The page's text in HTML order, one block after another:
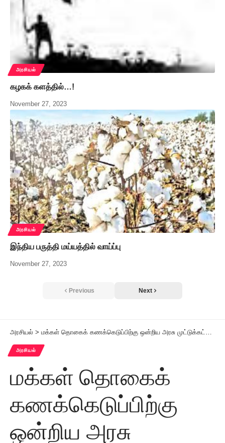
அரசியல்
கழகக் களத்தில்…!
November 27, 2023
அரசியல்
இந்திய பருத்தி மய்யத்தில் வாய்ப்பு
November 27, 2023
Previous Next
அரசியல் > மக்கள் தொகைக் கணக்கெடுப்பிற்கு ஒன்றிய அரசு முட்டுக்கட்டைப் போடுவது ஏன்?
அரசியல்
மக்கள் தொகைக்
கணக்கெடுப்பிற்கு
ஒன்றிய அரசு